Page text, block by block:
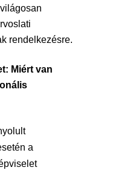
rendelkezésre.
Miért van
a